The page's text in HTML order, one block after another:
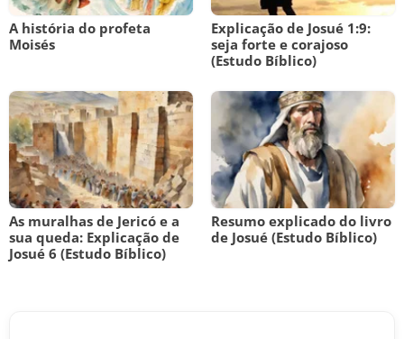
A história do profeta
Moisés
Explicação de Josué 1:9:
seja forte e corajoso
(Estudo Bíblico)
As muralhas de Jericó e a
sua queda: Explicação de
Josué 6 (Estudo Bíblico)
Resumo explicado do livro
de Josué (Estudo Bíblico)